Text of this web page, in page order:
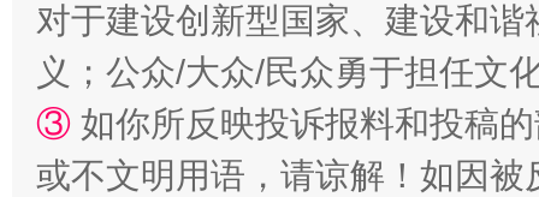
招工难、用工荒背后
对于建设创新型国家、建设和
义；公众/大众/民众勇于担任文
③ 如你所反映投诉报料和投稿
或不文明用语，请谅解！如因